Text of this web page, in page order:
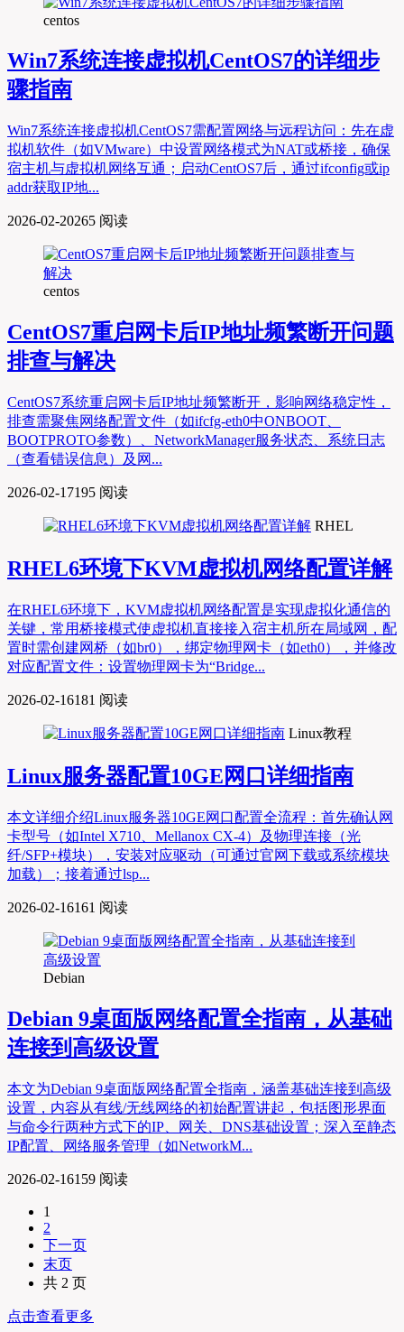
centos
Win7系统连接虚拟机CentOS7的详细步
骤指南
Win7系统连接虚拟机CentOS7需配置网络与远程访问：先在虚
拟机软件（如VMware）中设置网络模式为NAT或桥接，确保
宿主机与虚拟机网络互通；启动CentOS7后，通过ifconfig或ip
addr获取IP地...
2026-02-20265 阅读
centos
CentOS7重启网卡后IP地址频繁断开问题
排查与解决
CentOS7系统重启网卡后IP地址频繁断开，影响网络稳定性，
排查需聚焦网络配置文件（如ifcfg-eth0中ONBOOT、
BOOTPROTO参数）、NetworkManager服务状态、系统日志
（查看错误信息）及网...
2026-02-17195 阅读
RHEL
RHEL6环境下KVM虚拟机网络配置详解
在RHEL6环境下，KVM虚拟机网络配置是实现虚拟化通信的
关键，常用桥接模式使虚拟机直接接入宿主机所在局域网，配
置时需创建网桥（如br0），绑定物理网卡（如eth0），并修改
对应配置文件：设置物理网卡为“Bridge...
2026-02-16181 阅读
Linux教程
Linux服务器配置10GE网口详细指南
本文详细介绍Linux服务器10GE网口配置全流程：首先确认网
卡型号（如Intel X710、Mellanox CX-4）及物理连接（光
纤/SFP+模块），安装对应驱动（可通过官网下载或系统模块
加载）；接着通过lsp...
2026-02-16161 阅读
Debian
Debian 9桌面版网络配置全指南，从基础
连接到高级设置
本文为Debian 9桌面版网络配置全指南，涵盖基础连接到高级
设置，内容从有线/无线网络的初始配置讲起，包括图形界面
与命令行两种方式下的IP、网关、DNS基础设置；深入至静态
IP配置、网络服务管理（如NetworkM...
2026-02-16159 阅读
1
2
下一页
末页
共 2 页
点击查看更多